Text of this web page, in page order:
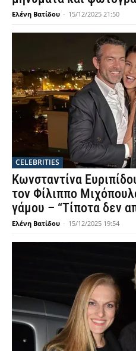
Ελένη Βατίδου - 15/12/2025 21:50
CELEBRITIES
Κωνσταντίνα
τον Φίλιππο
γάμου – “Τίποτα δεν
Ελένη Βατίδου - 15/12/2025 19:54